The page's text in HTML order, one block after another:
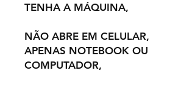
TENHA A MÁQUINA,
NÃO ABRE EM CELULAR,
APENAS NOTEBOOK OU
COMPUTADOR,